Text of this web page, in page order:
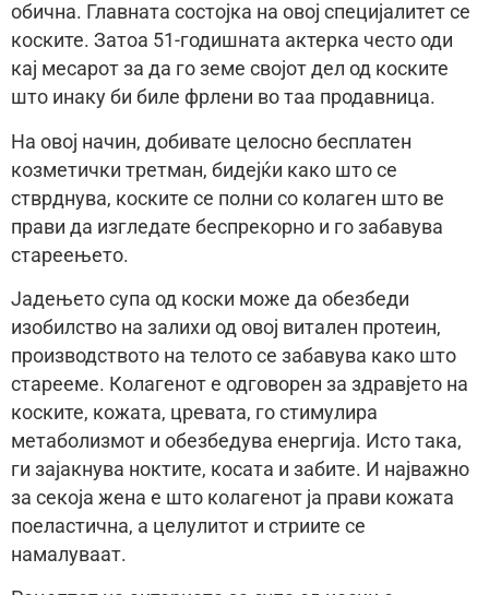
обична. Главната состојка на овој специјалитет се
коските. Затоа 51-годишната актерка често оди
кај месарот за да го земе својот дел од коските
што инаку би биле фрлени во таа продавница.
На овој начин, добивате целосно бесплатен
козметички третман, бидејќи како што се
стврднува, коските се полни со колаген што ве
прави да изгледате беспрекорно и го забавува
стареењето.
Јадењето супа од коски може да обезбеди
изобилство на залихи од овој витален протеин,
производството на телото се забавува како што
старееме. Колагенот е одговорен за здравјето на
коските, кожата, цревата, го стимулира
метаболизмот и обезбедува енергија. Исто така,
ги зајакнува ноктите, косата и забите. И најважно
за секоја жена е што колагенот ја прави кожата
поеластична, а целулитот и стриите се
намалуваат.